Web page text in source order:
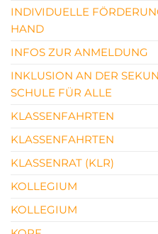
INDIVIDUELLE
HAND
INFOS ZUR ANMELDUNG
INKLUSION AN DER
SCHULE FÜR ALLE
KLASSENFAHRTEN
KLASSENFAHRTEN
KLASSENRAT (KLR)
KOLLEGIUM
KOLLEGIUM